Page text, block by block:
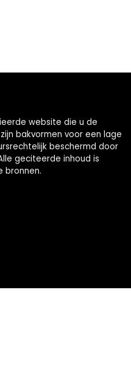
website die u de
bakvormen voor een lage
beschermd door
geciteerde inhoud is
bronnen.